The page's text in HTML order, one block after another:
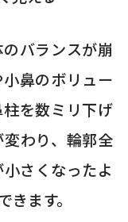
バランスが崩
鼻のボリュー
を数ミリ下げ
わり、輪郭全
さくなったよ
ます。